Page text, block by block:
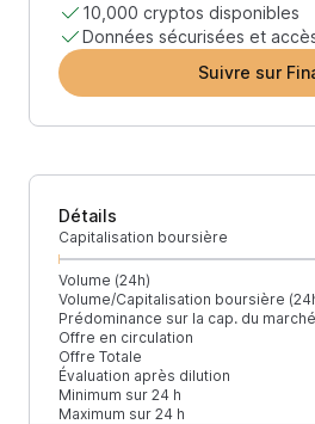
10,000 cryptos disponibles
Données sécurisées et
Suivre sur
Détails
Capitalisation boursière
Volume (24h)
Volume/Capitalisation boursière
Prédominance sur la cap. du marché
Offre en circulation
Offre Totale
Évaluation après dilution
Minimum sur 24 h
Maximum sur 24 h